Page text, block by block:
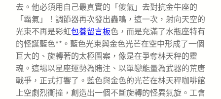
去。他必須用自己最真實的「傻氣」去對抗金牛座的
「霸氣」！調節器再次發出轟鳴，這一次，射向天空的
光束不再是彩虹包養留言板色，而是充滿了水瓶座特有
的怪誕藍色**。藍色光束與金色光芒在空中形成了一個
巨大的、旋轉著的太極圖案，像是在爭奪林天秤的靈
魂。這場以星座運勢為賭注、以單戀能量為武器的荒唐
戰爭，正式打響了。藍色與金色的光芒在林天秤咖啡館
上空劇烈衝撞，創造出一個不斷旋轉的怪異氣旋。工會